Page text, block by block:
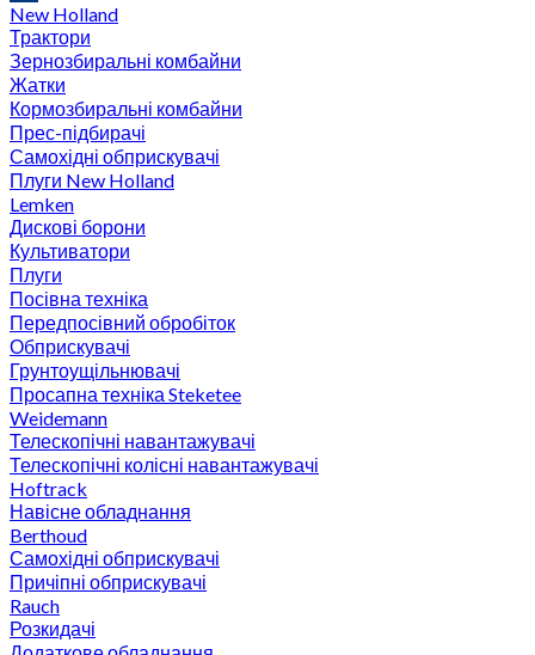
New Holland
Трактори
Зернозбиральні комбайни
Жатки
Кормозбиральні комбайни
Прес-підбирачі
Самохідні обприскувачі
Плуги New Holland
Lemken
Дискові борони
Культиватори
Плуги
Посівна техніка
Передпосівний обробіток
Обприскувачі
Грунтоущільнювачі
Просапна техніка Steketee
Weidemann
Телескопічні навантажувачі
Телескопічні колісні навантажувачі
Hoftrack
Навісне обладнання
Berthoud
Самохідні обприскувачі
Причіпні обприскувачі
Rauch
Розкидачі